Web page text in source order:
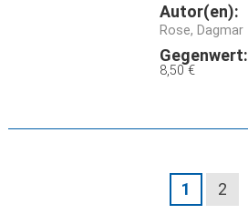
Autor(en):
Rose, Dagmar
Gegenwert:
8,50 €
1 2